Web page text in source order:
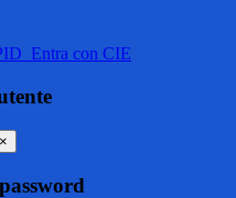
Entra con CIE
×